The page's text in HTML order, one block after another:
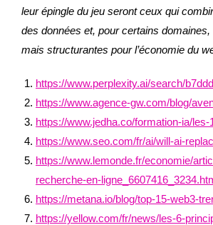
leur épingle du jeu seront ceux qui
des données et, pour certains
mais structurantes pour l’économie du
https://www.perplexity.ai/search/
https://www.agence-gw.com/blog/
https://www.jedha.co/formation-ia/
https://www.seo.com/fr/ai/will-ai-
https://www.lemonde.fr/economie/
recherche-en-
https://metana.io/blog/top-15-web3-
https://yellow.com/fr/news/les-6-